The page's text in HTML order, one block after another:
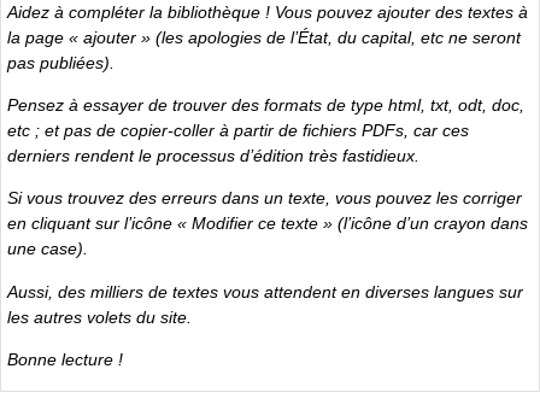
Aidez à compléter la bibliothèque ! Vous pouvez ajouter des textes à
la page « ajouter » (les apologies de l’État, du capital, etc ne seront
pas publiées).
Pensez à essayer de trouver des formats de type html, txt, odt, doc,
etc ; et pas de copier-coller à partir de fichiers PDFs, car ces
derniers rendent le processus d’édition très fastidieux.
Si vous trouvez des erreurs dans un texte, vous pouvez les corriger
en cliquant sur l’icône « Modifier ce texte » (l’icône d’un crayon dans
une case).
Aussi, des milliers de textes vous attendent en diverses langues sur
les autres volets du site.
Bonne lecture !